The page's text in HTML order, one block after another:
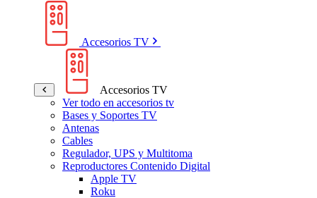
Accesorios TV
Accesorios TV
Ver todo en accesorios tv
Bases y Soportes TV
Antenas
Cables
Regulador, UPS y Multitoma
Reproductores Contenido Digital
Apple TV
Roku